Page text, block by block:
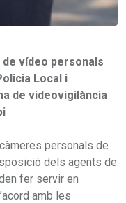
vídeo personals
Local i
de videovigilància
personals de
dels agents de
fer servir en
amb les